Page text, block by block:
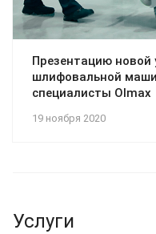
19 ноября 2020
Презентацию новой
шлифовальной
специалисты Olmax
Услуги